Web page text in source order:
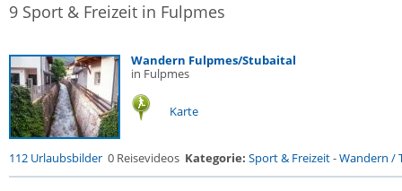
9 Sport & Freizeit in Fulpmes
Wandern Fulpmes/Stubaital
in Fulpmes
Karte
112 Urlaubsbilder 0 Reisevideos Kategorie: Sport & Freizeit-Wandern /